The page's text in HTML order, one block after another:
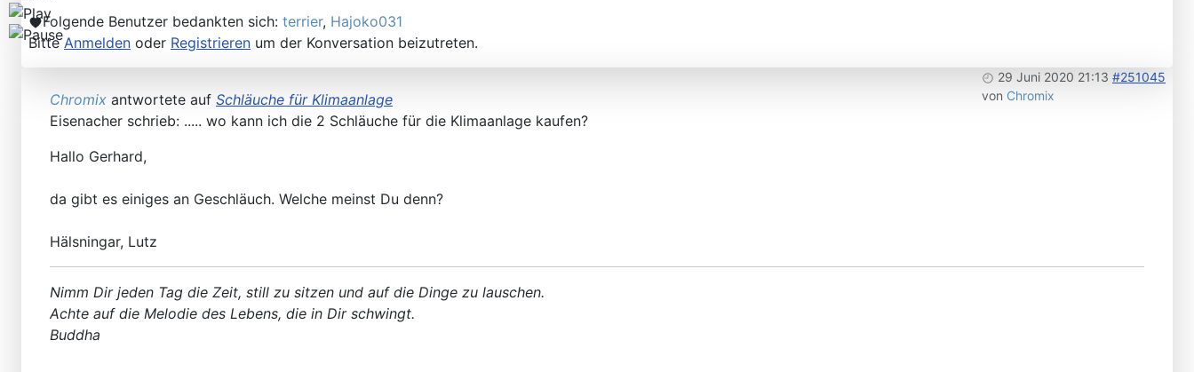
Folgende Benutzer bedankten sich: terrier, Hajoko031
BitteAnmelden oder Registrieren um der Konversation beizutreten.
29 Juni 2020 21:13 #251045
von Chromix
Chromix antwortete auf Schläuche für Klimaanlage
Eisenacher schrieb: ..... wo kann ich die 2 Schläuche für die Klimaanlage kaufen?
Hallo Gerhard,
da gibt es einiges an Geschläuch. Welche meinst Du denn?
Hälsningar, Lutz
Nimm Dir jeden Tag die Zeit, still zu sitzen und auf die Dinge zu lauschen.
Achte auf die Melodie des Lebens, die in Dir schwingt.
Buddha